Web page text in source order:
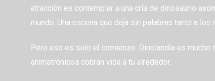
atracción es contemplar a una cría de dinosaurio
mundo. Una escena que deja sin palabras tanto a
Pero eso es solo el comienzo. Dinolandia es
animatrónicos cobran vida a tu alrededor.